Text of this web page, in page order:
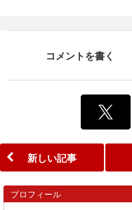
コメントを書く
新しい記事
プロフィール